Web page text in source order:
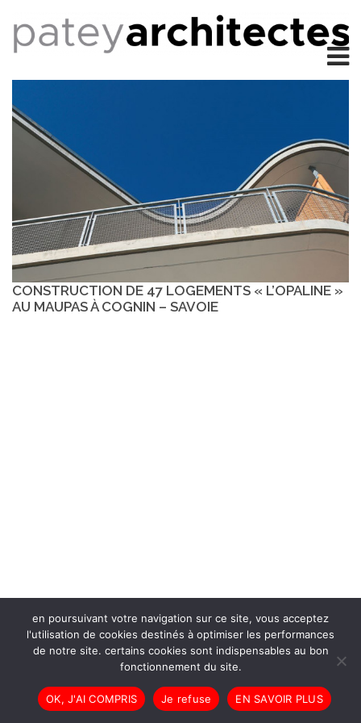
CONSTRUCTION DE 47 LOGEMENTS « L’OPALINE »
AU MAUPAS À COGNIN – SAVOIE
en poursuivant votre navigation sur ce site, vous acceptez
l'utilisation de cookies destinés à optimiser les performances
de notre site. certains cookies sont indispensables au bon
fonctionnement du site.
OK, J'AI COMPRIS Je refuse EN SAVOIR PLUS